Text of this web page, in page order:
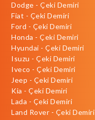
Dodge - Çeki Demiri
Fiat - Çeki Demiri
Ford - Çeki Demiri
Honda - Çeki Demiri
Hyundai - Çeki Demiri
Isuzu - Çeki Demiri
Iveco - Çeki Demiri
Jeep - Çeki Demiri
Kia - Çeki Demiri
Lada - Çeki Demiri
Land Rover - Çeki Demiri